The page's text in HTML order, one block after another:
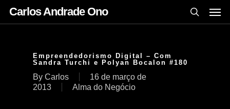
Carlos Andrade Ono
Empreendedorismo Digital – Com
Sandra Turchi e Polyan Bocalon #180
By Carlos
16 de março de
2013
Alma do Negócio